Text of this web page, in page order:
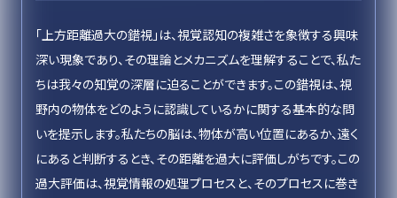
「上方距離過大の錯視」は、視覚認知の複雑さを象徴する興味
深い現象であり、その理論とメカニズムを理解することで、私た
ちは我々の知覚の深層に迫ることができます。この錯視は、視
野内の物体をどのように認識しているかに関する基本的な問
いを提示します。私たちの脳は、物体が高い位置にあるか、遠く
にあると判断するとき、その距離を過大に評価しがちです。この
過大評価は、視覚情報の処理プロセスと、そのプロセスに巻き